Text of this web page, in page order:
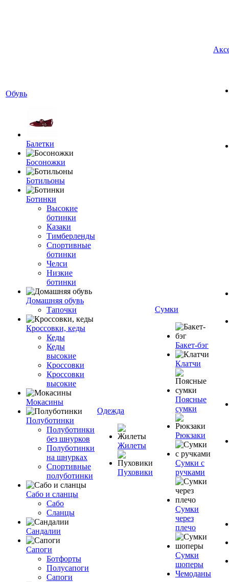
Обувь
Балетки
Босоножки
Ботильоны
Ботинки
Высокие
ботинки
Казаки
Тимберленды
Спортивные
ботинки
Челси
Низкие
ботинки
Домашняя обувь
Тапочки
Кроссовки, кеды
Кеды
Кеды
высокие
Кроссовки
Кроссовки
высокие
Мокасины
Полуботинки
Полуботинки
без шнурков
Полуботинки
на шнурках
Спортивные
полуботинки
Сабо и сланцы
Сабо
Сланцы
Сандалии
Сапоги
Ботфорты
Полусапоги
Сапоги
Одежда
Жилеты
Пуховики
Сумки
Бакет-бэг
Клатчи
Поясные
сумки
Рюкзаки
Сумки с
ручками
Сумки
через
плечо
Сумки
шоперы
Чемоданы